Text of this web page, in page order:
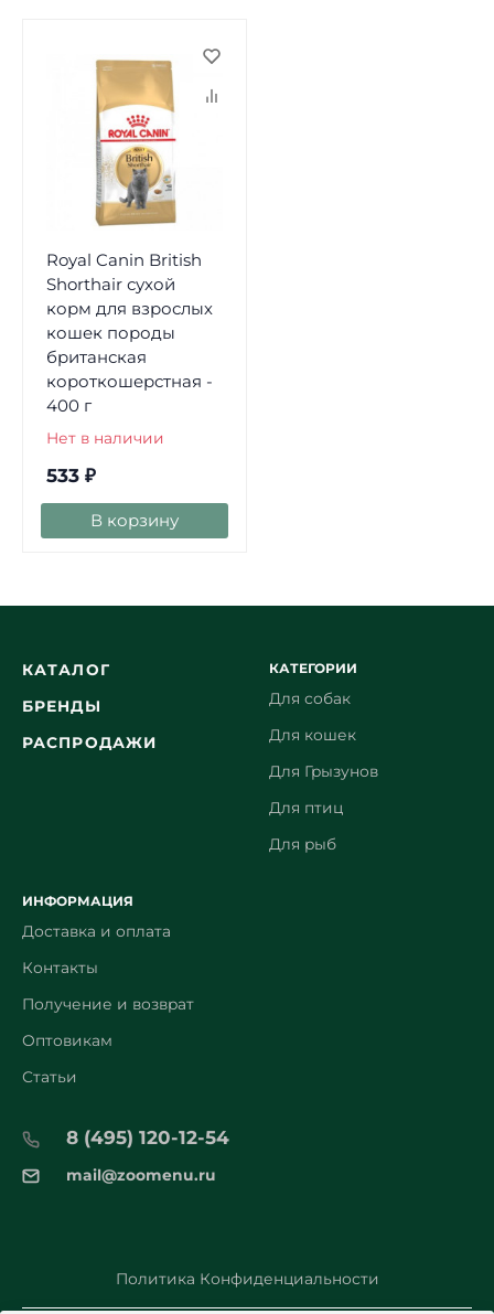
Royal Canin British
Shorthair сухой
корм для взрослых
кошек породы
британская
короткошерстная -
400 г
Нет в наличии
533 ₽
В корзину
КАТАЛОГ
БРЕНДЫ
РАСПРОДАЖИ
КАТЕГОРИИ
Для собак
Для кошек
Для Грызунов
Для птиц
Для рыб
ИНФОРМАЦИЯ
Доставка и оплата
Контакты
Получение и возврат
Оптовикам
Статьи
8 (495) 120-12-54
mail@zoomenu.ru
Политика Конфиденциальности